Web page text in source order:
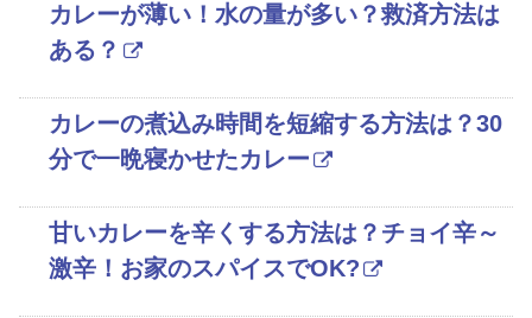
カレーが薄い！水の量が多い？救済方法は
ある？
カレーの煮込み時間を短縮する方法は？30
分で一晩寝かせたカレー
甘いカレーを辛くする方法は？チョイ辛～
激辛！お家のスパイスでOK?